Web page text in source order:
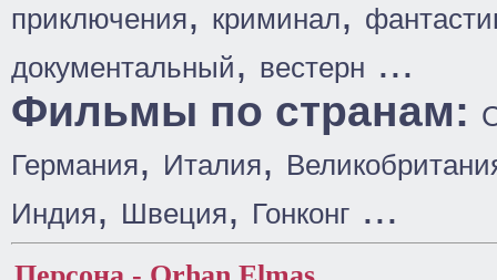
приключения, криминал,
документальный, вестерн ...
Фильмы по странам:
Германия, Италия,
Индия, Швеция, Гонконг ...